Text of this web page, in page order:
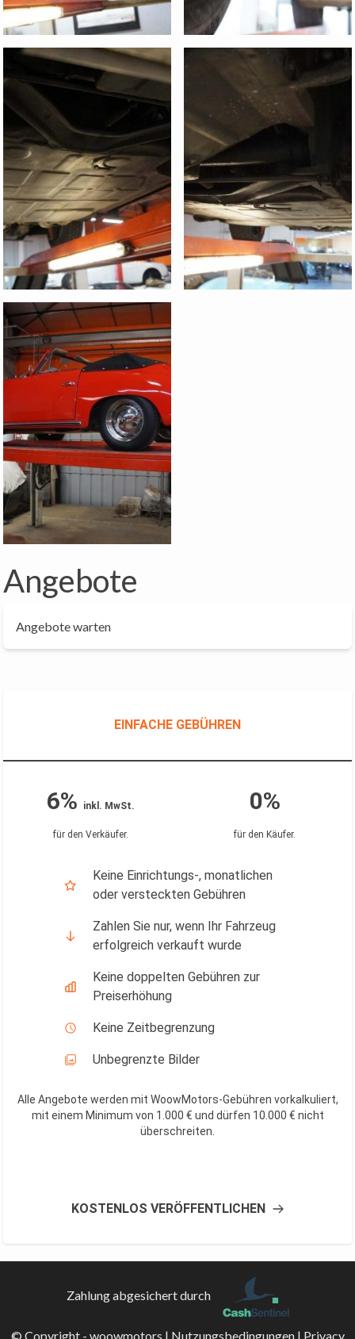
Angebote
Angebote warten
EINFACHE GEBÜHREN
6% inkl. MwSt. 0%
für den Verkäufer. für den Käufer.
Keine Einrichtungs-, monatlichen
oder versteckten Gebühren
Zahlen Sie nur, wenn Ihr Fahrzeug
erfolgreich verkauft wurde
Keine doppelten Gebühren zur
Preiserhöhung
Keine Zeitbegrenzung
Unbegrenzte Bilder
Alle Angebote werden mit WoowMotors-Gebühren vorkalkuliert,
mit einem Minimum von 1.000 € und dürfen 10.000 € nicht
überschreiten
KOSTENLOS VERÖFFENTLICHEN
Zahlung abgesichert durch
© Copyright - woowmotors | Nutzungsbedingungen | Privacy